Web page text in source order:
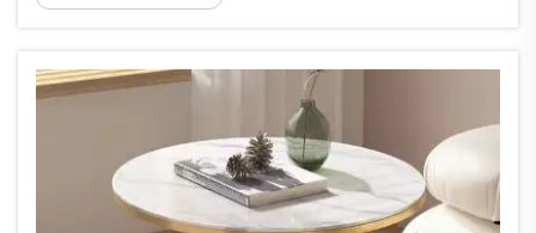
Sie helfen dabei, den Raum ordentlich zu halten,
Wenn dies...